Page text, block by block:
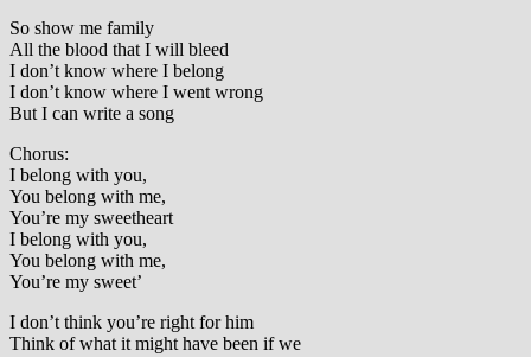
So show me family
All the blood that I will bleed
I don’t know where I belong
I don’t know where I went wrong
But I can write a song
Chorus:
I belong with you,
You belong with me,
You’re my sweetheart
I belong with you,
You belong with me,
You’re my sweet’
I don’t think you’re right for him
Think of what it might have been if we